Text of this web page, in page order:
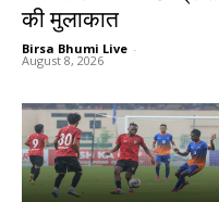
की मुलाकात
Birsa Bhumi Live -
August 8, 2026